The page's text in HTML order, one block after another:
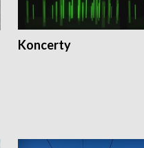
Koncerty